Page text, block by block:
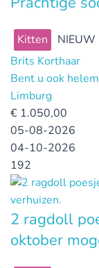
Kitten
NIEUW
Brits Korthaar
Bent u ook
Limburg
€ 1.050,00
05-08-2026
04-10-2026
192
2 ragdoll
oktober